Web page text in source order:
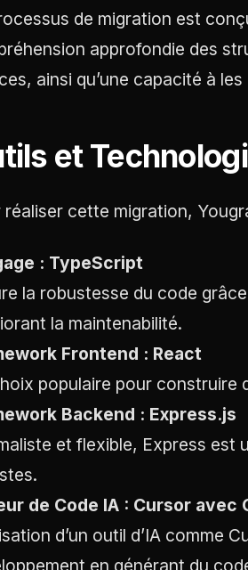
de migration est
approfondie des
ainsi qu’une capacité à
et
réaliser cette migration,
: TypeScript
la robustesse du code
la maintenabilité.
Frontend : React
populaire pour construire
Backend : Express.js
et flexible, Express est
de Code IA : Cursor avec
d’un outil d’IA comme
en générant du